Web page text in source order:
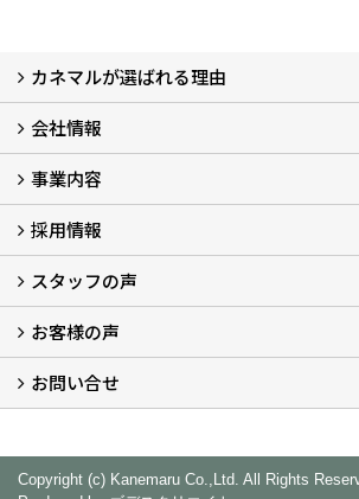
カネマルが選ばれる理由
カネマルが選ばれる理由
会社情報
代表メッセージ (2)
会社概要
沿革
本社・営業所
プライバシーポリシー
カネマルが取り組むＳＤＧｓ (2)
採用担当
事業内容
事業部紹介
アルミ建材事業部
システム建材事業部
外装建材事業部
システム住器建材事業部
営業推進課
採用情報
採用情報
募集職種一覧
数字で見るカネマル
採用ＦＡＱ
イベント情報
エントリー
スタッフの声
スタッフ紹介
インタビュー (5)
座談会
お客様の声
お客様の声
お問い合せ
Copyright (c) Kanemaru Co.,Ltd. All Rights